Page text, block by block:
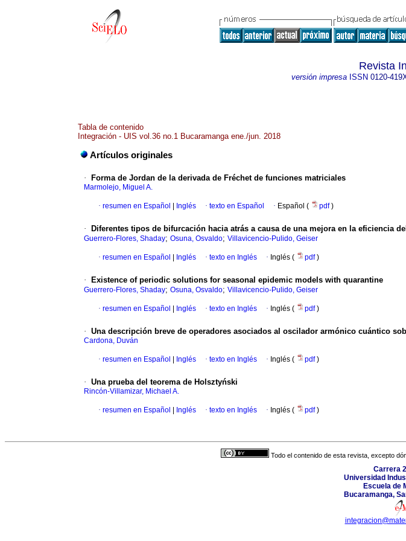
Revista
versión impresaISSN 0120-
Tabla de contenido
Integración - UIS vol.36 no.1 Bucaramanga ene./jun. 2018
Artículos originales
· Forma de Jordan de la derivada de Fréchet de funciones matriciales
Marmolejo, Miguel A.
· resumen en Español Inglés · texto en Español · Español ( pdf)
· Diferentes tipos de bifurcación hacia atrás a causa de una mejora en la eficiencia
Guerrero-Flores, Shaday; Osuna, Osvaldo; Villavicencio-Pulido, Geiser
· resumen en Español Inglés · texto en Inglés · Inglés ( pdf)
· Existence of periodic solutions for seasonal epidemic models with quarantine
Guerrero-Flores, Shaday; Osuna, Osvaldo; Villavicencio-Pulido, Geiser
· resumen en Español Inglés · texto en Inglés · Inglés ( pdf)
· Una descripción breve de operadores asociados al oscilador armónico cuántico
Cardona, Duván
· resumen en Español Inglés · texto en Inglés · Inglés ( pdf)
· Una prueba del teorema de Holsztyński
Rincón-Villamizar, Michael A.
· resumen en Español Inglés · texto en Inglés · Inglés ( pdf)
Todo el contenido de esta revista, excepto
Carrera
Universidad
Escuela de
Bucaramanga,